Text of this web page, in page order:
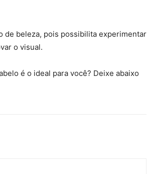
de beleza, pois possibilita experimentar
o visual.
é o ideal para você? Deixe abaixo